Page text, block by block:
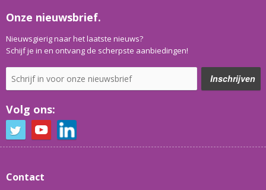
Onze nieuwsbrief.
Nieuwsgierig naar het laatste nieuws?
Schijf je in en ontvang de scherpste aanbiedingen!
Volg ons:
Contact